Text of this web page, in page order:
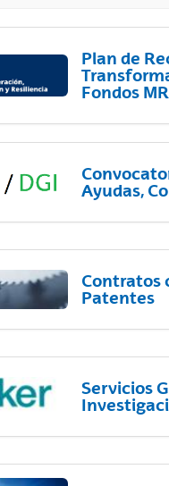
Plan de
Fondos
Ayudas,
Contratos
Patentes
Servicios